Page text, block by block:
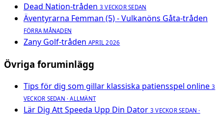
Dead Nation-tråden 3 VECKOR SEDAN
Äventyrarna Femman (5) - Vulkanöns Gåta-tråden
FÖRRA MÅNADEN
Zany Golf-tråden APRIL 2026
Övriga foruminlägg
Tips för dig som gillar klassiska patiensspel online 3
VECKOR SEDAN · ALLMÄNT
Lär Dig Att Speeda Upp Din Dator 3 VECKOR SEDAN ·